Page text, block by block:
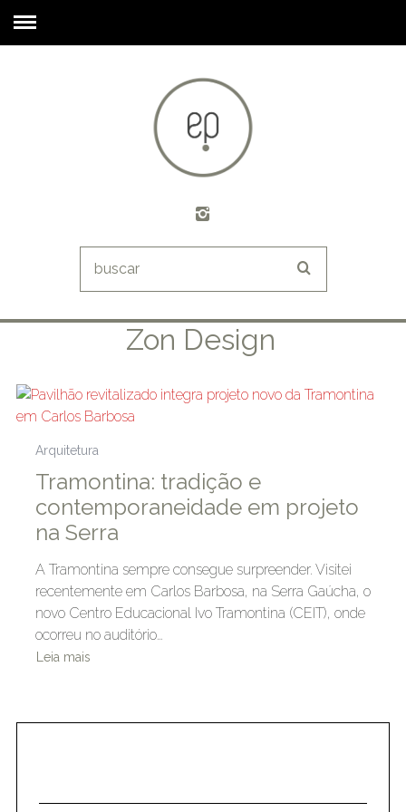
Zon Design
Arquitetura
Tramontina: tradição e
contemporaneidade em projeto
na Serra
A Tramontina sempre consegue surpreender. Visitei
recentemente em Carlos Barbosa, na Serra Gaúcha, o
novo Centro Educacional Ivo Tramontina (CEIT), onde
ocorreu no auditório…
Leia mais